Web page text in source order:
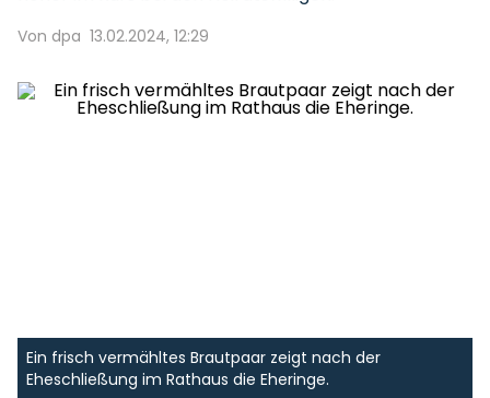
Von dpa 13.02.2024, 12:29
Ein frisch vermähltes Brautpaar zeigt nach der
Eheschließung im Rathaus die Eheringe.